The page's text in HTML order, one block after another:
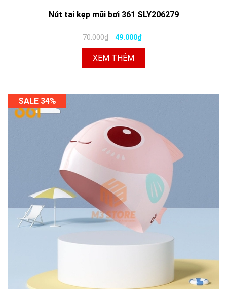
Nút tai kẹp mũi bơi 361 SLY206279
70.000₫ 49.000₫
XEM THÊM
SALE 34%